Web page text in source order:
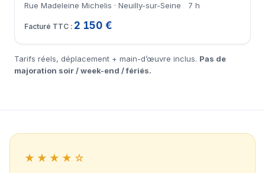
Rue Madeleine Michelis · Neuilly-sur-Seine 7 h
2 150 €
Tarifs réels, déplacement + main-d’œuvre inclus. Pas de
majoration soir / week-end / fériés.
★★★★☆